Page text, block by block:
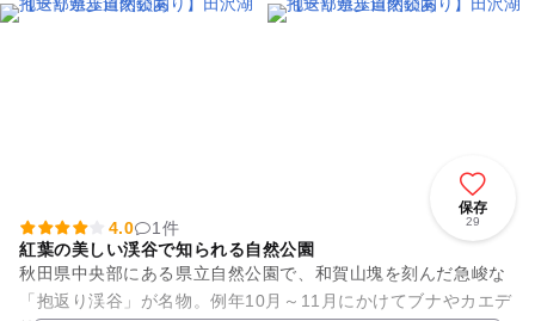
保存
29
4.0
1件
紅葉の美しい渓谷で知られる自然公園
秋田県中央部にある県立自然公園で、和賀山塊を刻んだ急峻な
「抱返り渓谷」が名物。例年10月～11月にかけてブナやカエデ